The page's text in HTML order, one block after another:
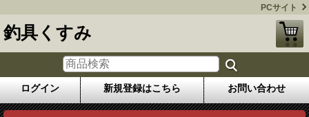
PCサイト
釣具くすみ
ログイン 新規登録はこちら お問い合わせ